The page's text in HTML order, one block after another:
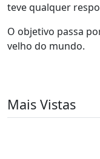
teve qualquer
O objetivo passa
velho do mundo.
Mais Vistas